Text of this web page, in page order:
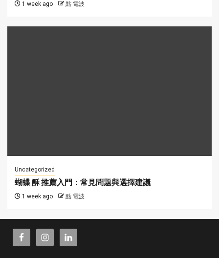
1 week ago 點 電波
Uncategorized
蝴蝶 酥 推薦入門：常見問題與選擇建議
1 week ago 點 電波